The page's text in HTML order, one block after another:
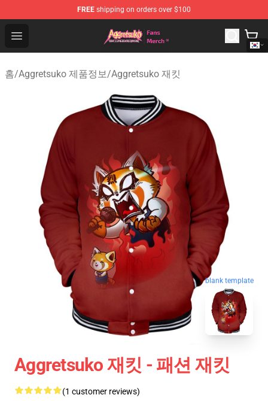
FREE shipping on orders over $100
Open menu
Aggretsuko Store - Official Aggretsuko Merchandise
홈/Aggretsuko 제품정보/Aggretsuko 재킷
blank template
Aggretsuko 재킷 - 패션 재킷
(1 customer reviews)